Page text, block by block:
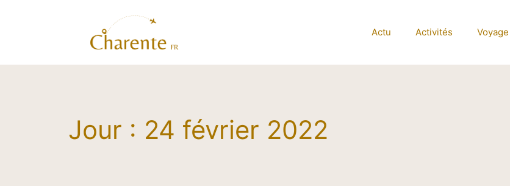
Actu Activités Voyage
Jour : 24 février 2022